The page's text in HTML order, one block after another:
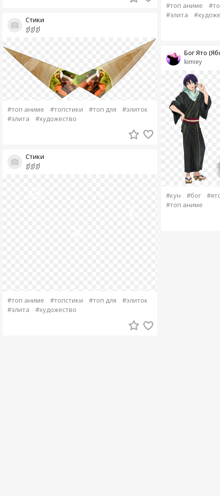
glglgl
Стики
#топ аниме #топстики #топ для
#элиток
#элита
#художество
glglgl
Стики
#топ аниме #топстики #топ для
#элиток
#элита
#художество
#топ аниме
#элита
kimiey
Бог Ято
#кун #бог
#топ аниме